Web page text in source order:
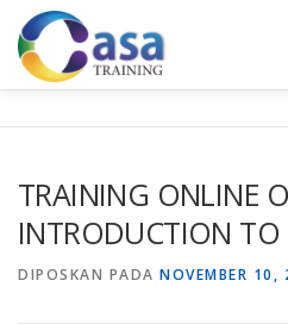
Lompat
konten
KONTAK KAMI
TRAINING ONLINE
INTRODUCTION TO
DIPOSKAN PADA NOVEMBER 10,